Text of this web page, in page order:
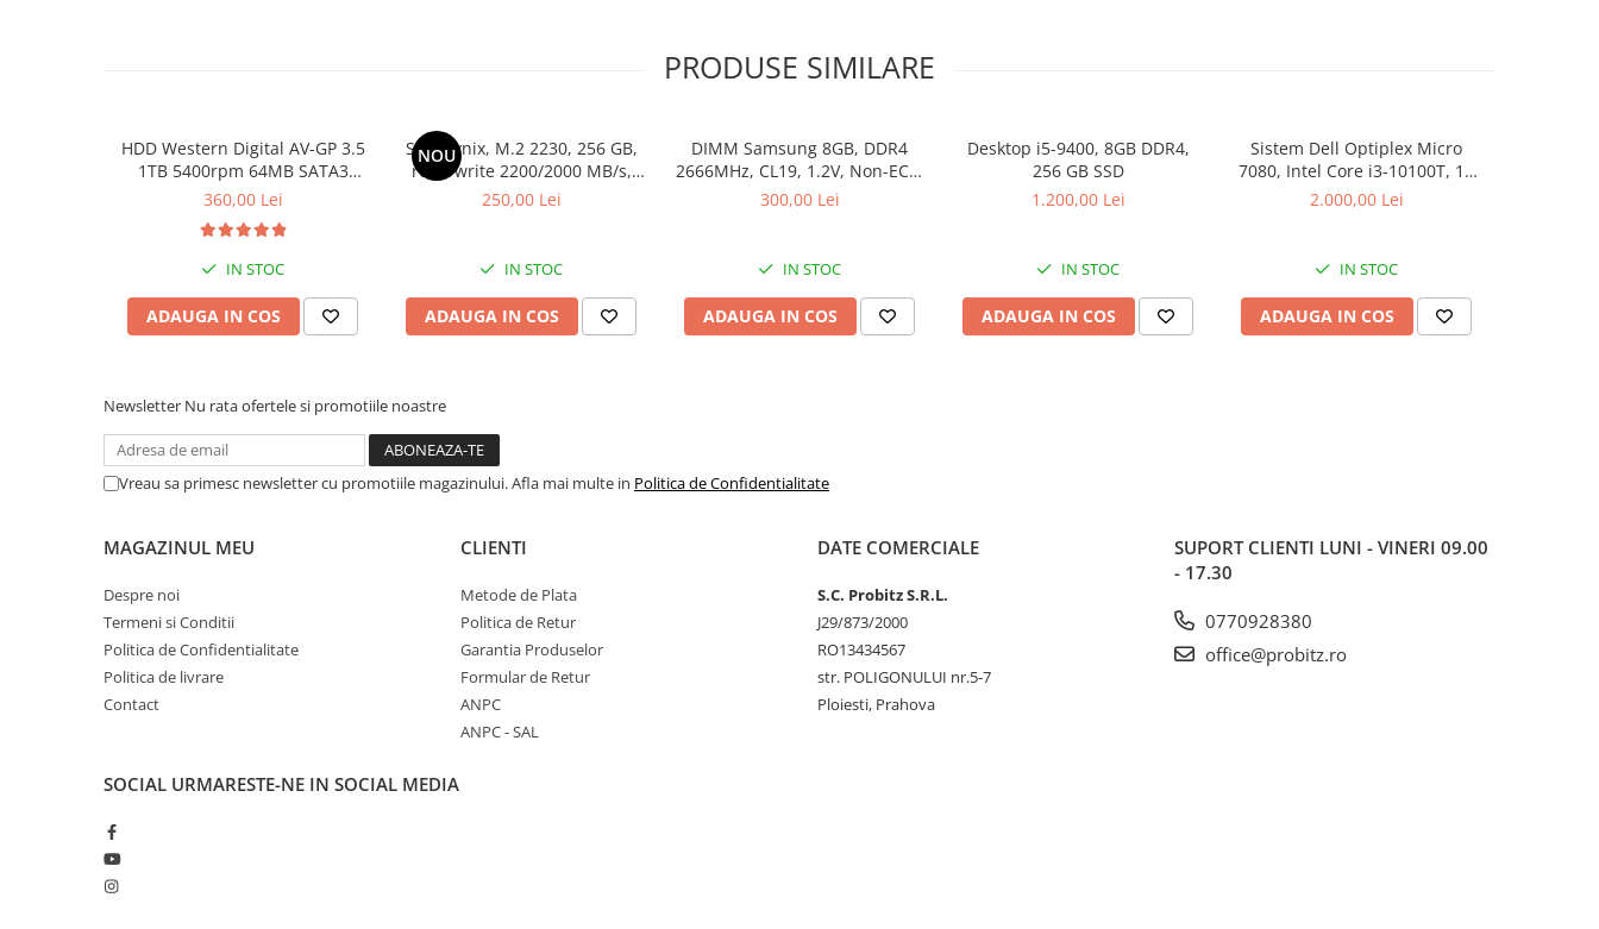
Accesorii server
Procesoare server
Periferice PC
Hard Disk-uri & SSD-uri externe
Accesorii UPS-uri
Statii GRAFICE
Statii GRAFICE NOI
Accesorii Printing
Cartuse cerneala
PRODUSE SIMILARE
HDD Western Digital AV-GP 3.5
1TB 5400rpm 64MB SATA3
(WD10EURX)
360,00 Lei
IN STOC
ADAUGA IN COS
NOU
SSD Hynix, M.2 2230, 256 GB,
read/write 2200/2000 MB/s,
bulk
250,00 Lei
IN STOC
ADAUGA IN COS
DIMM Samsung 8GB, DDR4
2666MHz, CL19, 1.2V, Non-ECC,
bulk
300,00 Lei
IN STOC
ADAUGA IN COS
Desktop i5-9400, 8GB DDR4,
256 GB SSD
1.200,00 Lei
IN STOC
ADAUGA IN COS
Sistem Dell Optiplex Micro
7080, Intel Core i3-10100T, 16
GB RAM, 512 GB SSD, Win 11
2.000,00 Lei
IN STOC
ADAUGA IN COS
Newsletter Nu rata ofertele si promotiile noastre
Vreau sa primesc newsletter cu promotiile magazinului. Afla mai multe in Politica de Confidentialitate
MAGAZINUL MEU
Despre noi
Termeni si Conditii
Politica de Confidentialitate
Politica de livrare
Contact
CLIENTI
Metode de Plata
Politica de Retur
Garantia Produselor
Formular de Retur
ANPC
ANPC - SAL
DATE COMERCIALE
S.C. Probitz S.R.L.
J29/873/2000
RO13434567
str. POLIGONULUI nr.5-7
Ploiesti, Prahova
SUPORT CLIENTI LUNI - VINERI 09.00
- 17.30
0770928380
office@probitz.ro
SOCIAL URMARESTE-NE IN SOCIAL MEDIA